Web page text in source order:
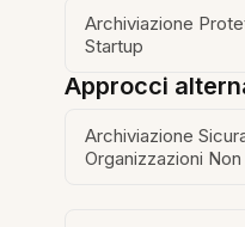
Archiviazione
Startup
Approcci
Archiviazione
Organizzazioni